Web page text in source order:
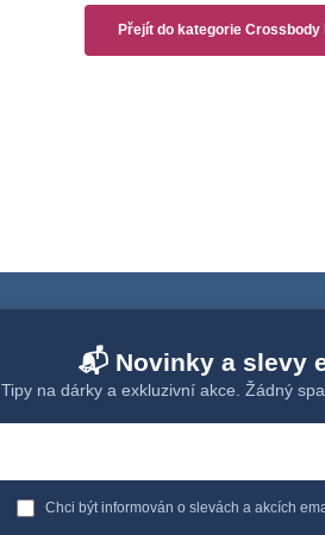
Přejít do kategorie Crossbody
📬 Novinky a slevy
Tipy na dárky a exkluzivní akce. Žádný
Chci být informován o slevách a akcích